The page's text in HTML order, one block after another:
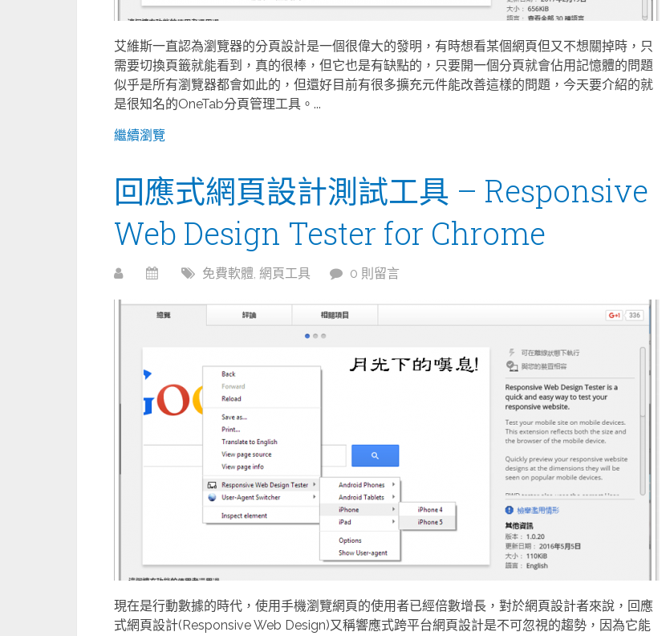
艾維斯一直認為瀏覽器的分頁設計是一個很偉大的發明，有時想看某個網頁但又不想關掉時，只
需要切換頁籤就能看到，真的很棒，但它也是有缺點的，只要開一個分頁就會佔用記憶體的問題
似乎是所有瀏覽器都會如此的，但還好目前有很多擴充元件能改善這樣的問題，今天要介紹的就
是很知名的OneTab分頁管理工具。...
繼續瀏覽
回應式網頁設計測試工具 – Responsive
Web Design Tester for Chrome
免費軟體, 網頁工具 0 則留言
現在是行動數據的時代，使用手機瀏覽網頁的使用者已經倍數增長，對於網頁設計者來說，回應
式網頁設計(Responsive Web Design)又稱響應式跨平台網頁設計是不可忽視的趨勢，因為它能